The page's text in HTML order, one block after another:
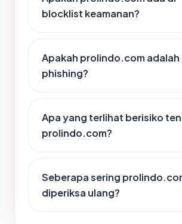
blocklist keamanan?
Apakah prolindo.com adalah
phishing?
Apa yang terlihat berisiko
prolindo.com?
Seberapa sering
diperiksa ulang?